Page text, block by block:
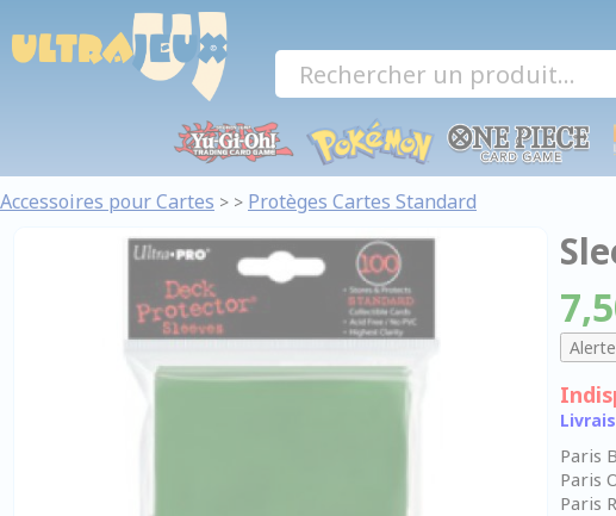
Accessoires pour Cartes > > Protèges Cartes Standard
Paris
Paris
Paris
Panneau de gestion des cookies